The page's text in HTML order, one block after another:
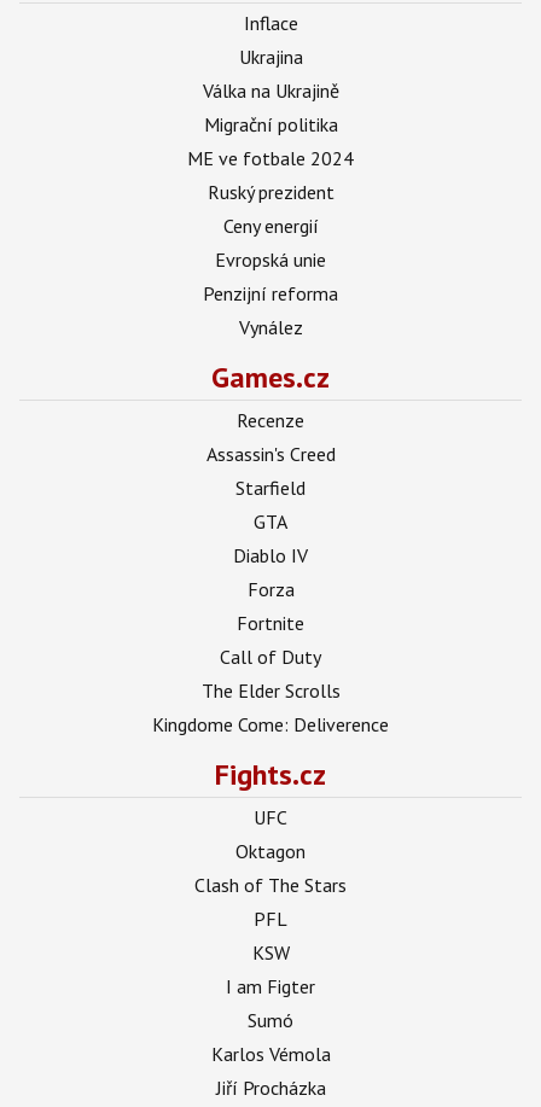
Inflace
Ukrajina
Válka na Ukrajině
Migrační politika
ME ve fotbale 2024
Ruský prezident
Ceny energií
Evropská unie
Penzijní reforma
Vynález
Games.cz
Recenze
Assassin's Creed
Starfield
GTA
Diablo IV
Forza
Fortnite
Call of Duty
The Elder Scrolls
Kingdome Come: Deliverence
Fights.cz
UFC
Oktagon
Clash of The Stars
PFL
KSW
I am Figter
Sumó
Karlos Vémola
Jiří Procházka